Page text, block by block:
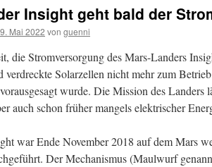
Insight geht bald der
Mai 2022 von guenni
die Stromversorgung des Mars-Landers
verdreckte Solarzellen nicht mehr zum
wurde. Die Mission des Landers
auch schon früher mangels elektrischer
war Ende November 2018 auf dem Mars
Der Mechanismus (Maulwurf